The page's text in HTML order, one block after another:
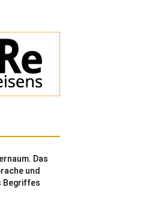
Das
und
Begriffes